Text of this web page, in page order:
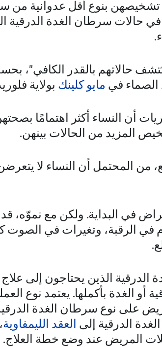
تشخيصهن بنوع أقل عدوانية من
في حالات سرطان الغدة الدرقية
حالاتهم بالقدر الكافي"،
الصماء في مايو كلينك بولاية
أن النساء أكثر اهتمامًا
المزيد من الحالات بينهن.
من المحتمل أن النساء لا
في البداية. ولكن مع
في الرقبة، وتغيرات في الصوت
الذين يحتاجون إلى
أو الغدة بأكملها. يعتمد نوع
على نوع سرطان الغدة
الدرقية إلى العقد الليمفاوية
المريض عند وضع خطة العلاج.